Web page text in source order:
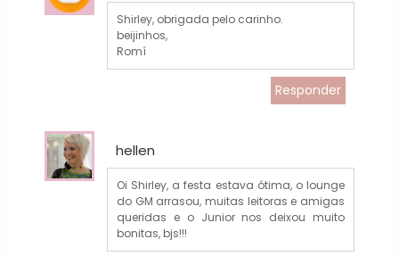
Shirley, obrigada pelo carinho.
beijinhos,
Romí
Responder
hellen
Oi Shirley, a festa estava ótima, o lounge
do GM arrasou, muitas leitoras e amigas
queridas e o Junior nos deixou muito
bonitas, bjs!!!